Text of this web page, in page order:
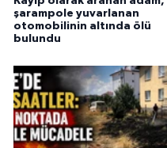
şarampole yuvarlanan
otomobilinin altında ölü
bulundu